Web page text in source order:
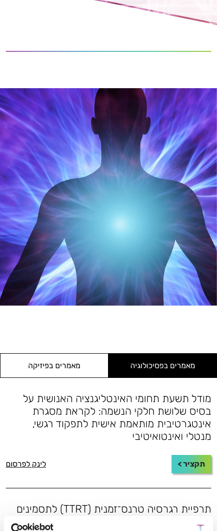
מאמרים בפסיכולוגיה מאמרים בפיזיקה
מודל תשעת תחומי האינטליגנציה האנושית על
בסיס שלושת חלקי הנשמה: לקראת מסגרת
אינטגרטיבית מותאמת אישית לתפקוד רגשי,
מנטלי ואינטואיטיבי
תקציר > לינק לפרסום
תרפיית רגרסיה טרנס־זמנית (TTRT) לתסמינים
הקשורים לטראומה: מסגרת חקר